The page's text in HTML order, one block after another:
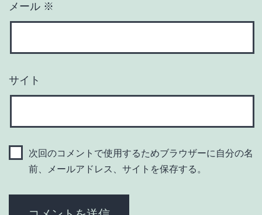
メール ※
サイト
次回のコメントで使用するためブラウザーに自分の名
前、メールアドレス、サイトを保存する。